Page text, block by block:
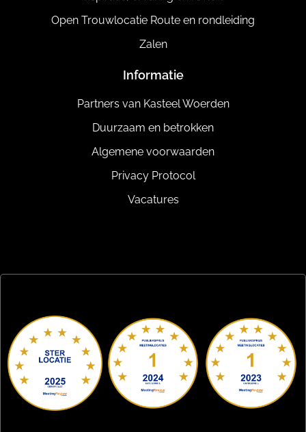
Open Trouwlocatie Route en rondleiding
Zalen
Informatie
Partners van Kasteel Woerden
Duurzaam en betrokken
Algemene voorwaarden
Privacy Protocol
Vacatures